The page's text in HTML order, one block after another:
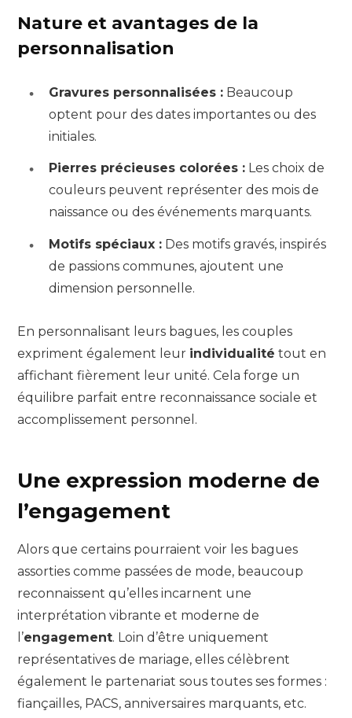
Nature et avantages de la
personnalisation
Gravures personnalisées : Beaucoup
optent pour des dates importantes ou des
initiales.
Pierres précieuses colorées : Les choix de
couleurs peuvent représenter des mois de
naissance ou des événements marquants.
Motifs spéciaux : Des motifs gravés, inspirés
de passions communes, ajoutent une
dimension personnelle.
En personnalisant leurs bagues, les couples
expriment également leur individualité tout en
affichant fièrement leur unité. Cela forge un
équilibre parfait entre reconnaissance sociale et
accomplissement personnel.
Une expression moderne de
l’engagement
Alors que certains pourraient voir les bagues
assorties comme passées de mode, beaucoup
reconnaissent qu’elles incarnent une
interprétation vibrante et moderne de
l’engagement. Loin d’être uniquement
représentatives de mariage, elles célèbrent
également le partenariat sous toutes ses formes :
fiançailles, PACS, anniversaires marquants, etc.